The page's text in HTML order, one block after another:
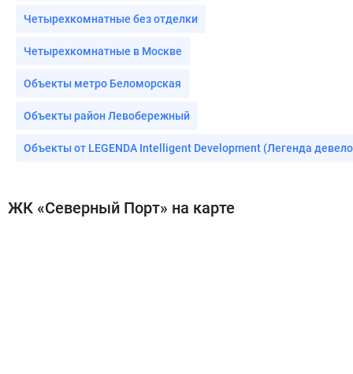
Четырехкомнатные без отделки
Четырехкомнатные в Москве
Объекты метро Беломорская
Объекты район Левобережный
Объекты от LEGENDA Intelligent Development (Легенда
ЖК «Северный Порт» на карте